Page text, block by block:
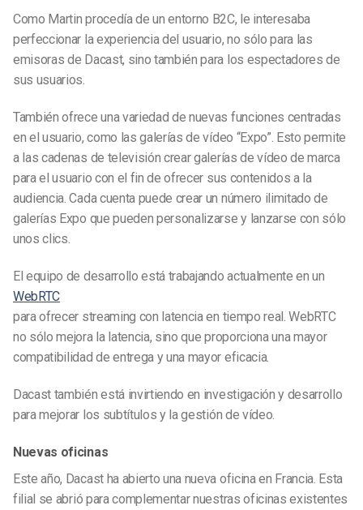
Como Martin procedía de un entorno B2C, le interesaba
perfeccionar la experiencia del usuario, no sólo para las
emisoras de Dacast, sino también para los espectadores de
sus usuarios.
También ofrece una variedad de nuevas funciones centradas
en el usuario, como las galerías de vídeo “Expo”. Esto permite
a las cadenas de televisión crear galerías de vídeo de marca
para el usuario con el fin de ofrecer sus contenidos a la
audiencia. Cada cuenta puede crear un número ilimitado de
galerías Expo que pueden personalizarse y lanzarse con sólo
unos clics.
El equipo de desarrollo está trabajando actualmente en un
WebRTC
para ofrecer streaming con latencia en tiempo real. WebRTC
no sólo mejora la latencia, sino que proporciona una mayor
compatibilidad de entrega y una mayor eficacia.
Dacast también está invirtiendo en investigación y desarrollo
para mejorar los subtítulos y la gestión de vídeo.
Nuevas oficinas
Este año, Dacast ha abierto una nueva oficina en Francia. Esta
filial se abrió para complementar nuestras oficinas existentes